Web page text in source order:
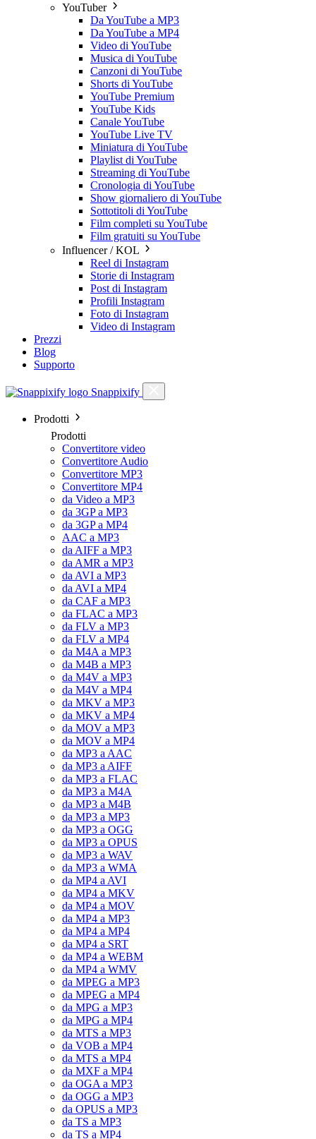
YouTuber
Da YouTube a MP3
Da YouTube a MP4
Video di YouTube
Musica di YouTube
Canzoni di YouTube
Shorts di YouTube
YouTube Premium
YouTube Kids
Canale YouTube
YouTube Live TV
Miniatura di YouTube
Playlist di YouTube
Streaming di YouTube
Cronologia di YouTube
Show giornaliero di YouTube
Sottotitoli di YouTube
Film completi su YouTube
Film gratuiti su YouTube
Influencer / KOL
Reel di Instagram
Storie di Instagram
Post di Instagram
Profili Instagram
Foto di Instagram
Video di Instagram
Prezzi
Blog
Supporto
Snappixify
Prodotti
Prodotti
Convertitore video
Convertitore Audio
Convertitore MP3
Convertitore MP4
da Video a MP3
da 3GP a MP3
da 3GP a MP4
AAC a MP3
da AIFF a MP3
da AMR a MP3
da AVI a MP3
da AVI a MP4
da CAF a MP3
da FLAC a MP3
da FLV a MP3
da FLV a MP4
da M4A a MP3
da M4B a MP3
da M4V a MP3
da M4V a MP4
da MKV a MP3
da MKV a MP4
da MOV a MP3
da MOV a MP4
da MP3 a AAC
da MP3 a AIFF
da MP3 a FLAC
da MP3 a M4A
da MP3 a M4B
da MP3 a MP3
da MP3 a OGG
da MP3 a OPUS
da MP3 a WAV
da MP3 a WMA
da MP4 a AVI
da MP4 a MKV
da MP4 a MOV
da MP4 a MP3
da MP4 a MP4
da MP4 a SRT
da MP4 a WEBM
da MP4 a WMV
da MPEG a MP3
da MPEG a MP4
da MPG a MP3
da MPG a MP4
da MTS a MP3
da VOB a MP4
da MTS a MP4
da MXF a MP4
da OGA a MP3
da OGG a MP3
da OPUS a MP3
da TS a MP3
da TS a MP4